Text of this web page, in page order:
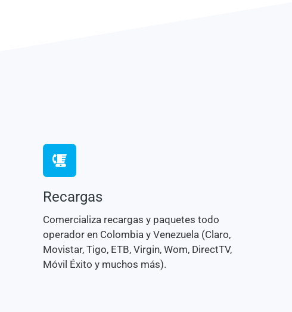
Recargas
Comercializa recargas y paquetes todo
operador en Colombia y Venezuela (Claro,
Movistar, Tigo, ETB, Virgin, Wom, DirectTV,
Móvil Éxito y muchos más).